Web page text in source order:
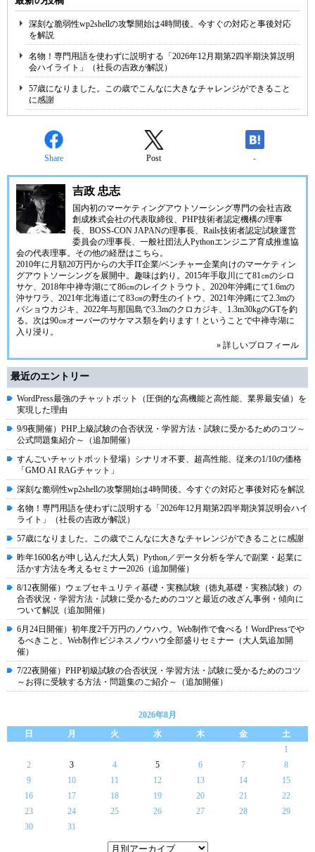
深刻な脆弱性wp2shellの攻撃開始は4時間後。今すぐの対応と事後対応
を解説
名物！専門用語を使わずに説明する「2026年12月期第2四半期決算説明
会ハイライト」（社長の吉政が解説）
57歳になりました。この歳でこんなに大きなチャレンジができること
に感謝
Share Post -
吉政 忠志
国内初のマーケティングアウトソーシング専門の会社吉政
創成株式会社の代表取締役、 PHP技術者認定機構の理事
長、 BOSS-CON JAPANの理事長、 Rails技術者認定試験運営
委員会の理事長、 一般社団法人Pythonエンジニア育成推進協
会の代表理事。その他の経歴はこちら 。
2010年に月額20万円からの大手IT企業/ベンチャー企業向けのマーケティン
グアウトソーシングを展開中。趣味は釣り。2015年手取川にて81㎝のシロ
サケ、2018年中禅寺湖にて86㎝のレイクトラウト、2020年沖縄にて1.6mの
沖サワラ、2021年北海道にて83㎝の野生のイトウ、2021年沖縄にて2.3mの
バショウカジキ、2022年与那国島で3.3mのクロカジキ、1.3m30kgのGTを釣
る。次は90㎝オーバーのサケマス類を釣ります！ということで中禅寺湖に
入り浸り。
» 詳しいプロフィール
最近のエントリー
WordPress最強のチャットボット（圧倒的な高機能と高性能、業界最安値）を
実現した理由
9/9夜開催）PHP上級試験の合否状況・学習方法・試験に受かるためのコツ～
公式問題集紹介～（追加開催）
すんごいチャットボット登場）シナリオ不要、超高性能、従来の1/10の価格
「GMO AI RAGチャット」
深刻な脆弱性wp2shellの攻撃開始は4時間後。今すぐの対応と事後対応を解説
名物！専門用語を使わずに説明する「2026年12月期第2四半期決算説明会ハイ
ライト」（社長の吉政が解説）
57歳になりました。この歳でこんなに大きなチャレンジができることに感謝
昨年1600名が申し込んだ大人気）Python／データ分析を学んで副業・起業に
活かす方法を考えるセミナー2026（追加開催）
8/12夜開催）ウェブセキュリティ基礎・実務試験（徳丸基礎・実務試験）の
合否状況・学習方法・試験に受かるためのコツと最近の改ざん事例・傾向に
ついて解説（追加開催）
6月24日開催）初年度2千万円のノウハウ。Web制作で食べる！WordPressでや
るべきこと、Web制作ビジネスノウハウ全部盛りセミナー（大人気追加開
催）
7/22夜開催）PHP初級試験の合否状況・学習方法・試験に受かるためのコツ
～お得に受験する方法・問題集のご紹介～（追加開催）
2026年8月
日
月 火 水 木 金
土
1
2
3 4 5 6 7
8
9
10 11 12 13 14
15
16
17 18 19 20 21
22
23
24 25 26 27 28
29
30
31